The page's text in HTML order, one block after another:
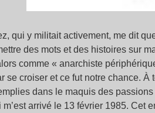
qui y militait activement, me dit
des mots et des histoires sur
comme « anarchiste
se croiser et ce fut notre chance.
dans le maquis des
arrivé le 13 février 1985. Cet